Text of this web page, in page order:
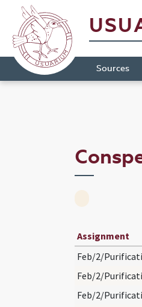
Sources
Assignment
Feb/2/
Feb/2/
Feb/2/